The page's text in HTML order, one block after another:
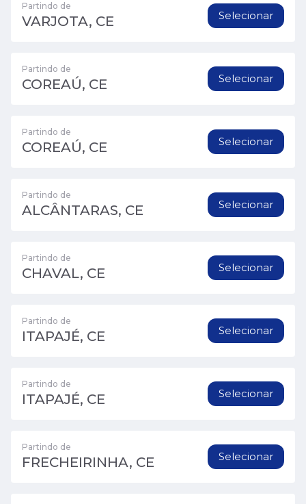
Partindo de
VARJOTA, CE Selecionar
Partindo de
COREAÚ, CE Selecionar
Partindo de
COREAÚ, CE Selecionar
Partindo de
ALCÂNTARAS, CE Selecionar
Partindo de
CHAVAL, CE Selecionar
Partindo de
ITAPAJÉ, CE Selecionar
Partindo de
ITAPAJÉ, CE Selecionar
Partindo de
FRECHEIRINHA, CE Selecionar